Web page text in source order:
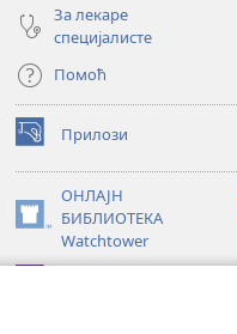
За лекаре
специјалисте
Помоћ
Прилози
(отвара
нови
прозор)ОНЛАЈН
БИБЛИОТЕКА
Watchtower
(отвара